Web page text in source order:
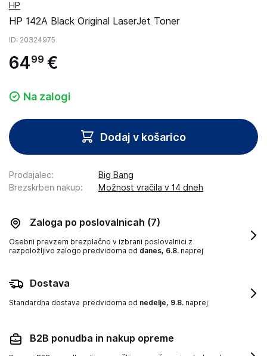
HP
HP 142A Black Original LaserJet Toner
ID: 20324975
6499 €
Na zalogi
Dodaj v košarico
Prodajalec:
Big Bang
Brezskrben nakup: Možnost vračila v 14 dneh
Zaloga po poslovalnicah (7)
Osebni prevzem brezplačno v izbrani poslovalnici z
razpoložljivo zalogo predvidoma od danes, 6.8. naprej
Dostava
Standardna dostava predvidoma od nedelje, 9.8. naprej
B2B ponudba in nakup opreme